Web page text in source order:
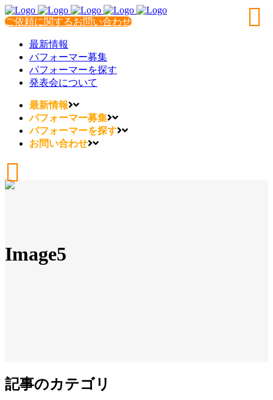
ご依頼に関するお問い合わせ
最新情報
パフォーマー募集
パフォーマーを探す
発表会について
最新情報
パフォーマー募集
パフォーマーを探す
お問い合わせ
Image5
記事のカテゴリ